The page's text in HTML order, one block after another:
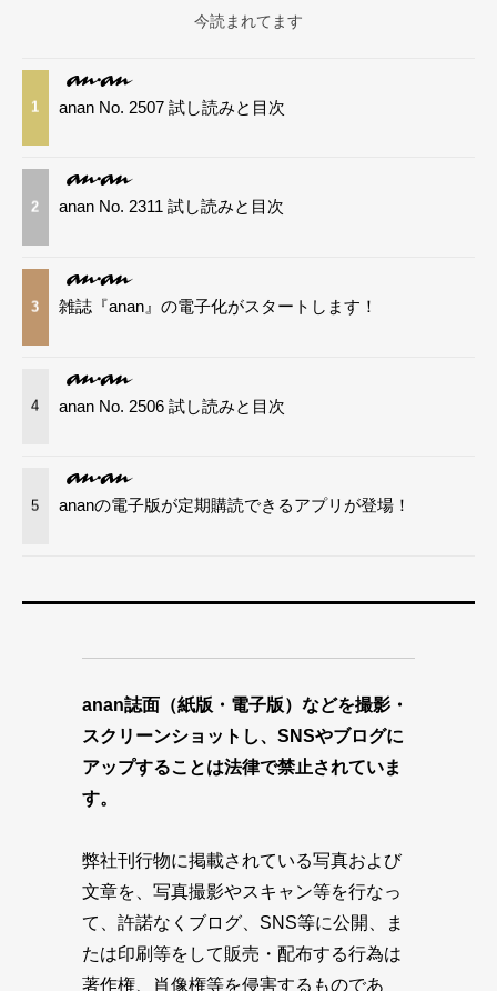
今読まれてます
1 anan No. 2507 試し読みと目次
2 anan No. 2311 試し読みと目次
3 雑誌『anan』の電子化がスタートします！
4 anan No. 2506 試し読みと目次
5 ananの電子版が定期購読できるアプリが登場！
anan誌面（紙版・電子版）などを撮影・
スクリーンショットし、SNSやブログに
アップすることは法律で禁止されていま
す。
弊社刊行物に掲載されている写真および
文章を、写真撮影やスキャン等を行なっ
て、許諾なくブログ、SNS等に公開、ま
たは印刷等をして販売・配布する行為は
著作権、肖像権等を侵害するものであ